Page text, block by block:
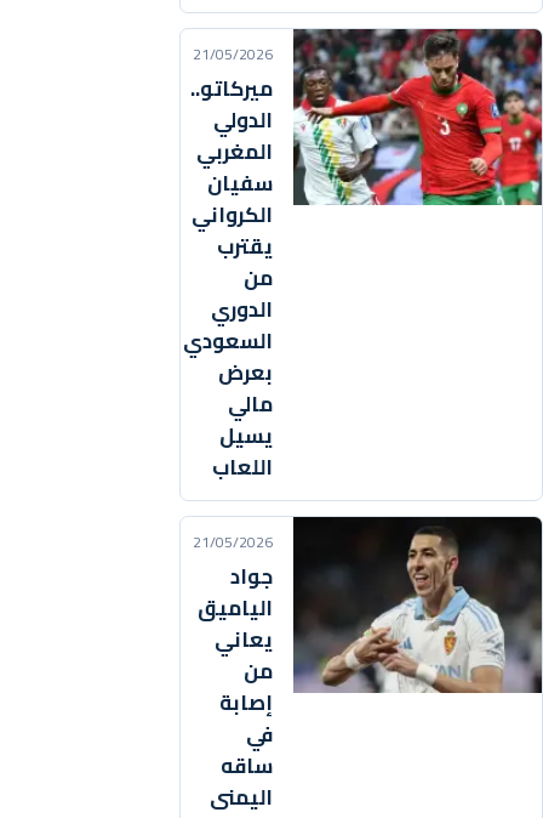
21/05/2026
ميركاتو..
الدولي
المغربي
سفيان
الكرواني
يقترب
من
الدوري
السعودي
بعرض
مالي
يسيل
اللعاب
21/05/2026
جواد
الياميق
يعاني
من
إصابة
في
ساقه
اليمنى